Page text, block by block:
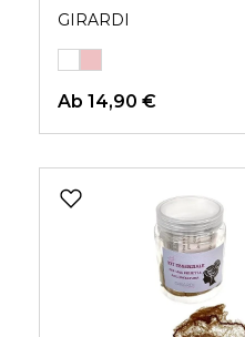
GIRARDI
Ab 14,90 €